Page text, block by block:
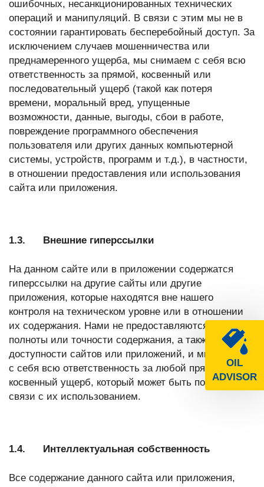
OIL
ADVISOR
ошибочных, несанкционированных технических
операций и манипуляций. В связи с этим мы не в
состоянии гарантировать бесперебойный доступ. За
исключением случаев мошенничества или
преднамеренного ущерба, мы снимаем с себя всю
ответственность за прямой, косвенный или
последовательный ущерб (такой как потеря
времени, моральный вред, упущенные
возможности, данные, выгоды, сбои в работе,
повреждение программного обеспечения
пользователя или других данных компьютерной
системы, устройств, программ и т.д.), в частности,
в отношении предоставления или использования
сайта или приложения.
1.3. Внешние гиперссылки
На данном сайте или в приложении содержатся
гиперссылки на другие сайты или другие
приложения, которые находятся вне нашего
контроля на техническом уровне или в отношении
их содержания. Нами не предоставляются гарантии
полноты или точности содержания, а также
доступности сайтов или приложений, и мы снимаем
с себя всю ответственность за любой прямой или
косвенный ущерб, который может быть понесен в
связи с их использованием.
1.4. Интеллектуальная собственность
Все содержание данного сайта или приложения,